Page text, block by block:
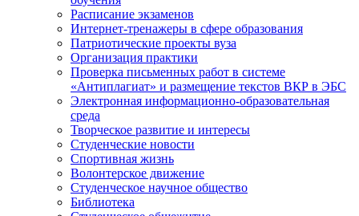
Расписание экзаменов
Интернет-тренажеры в сфере образования
Патриотические проекты вуза
Организация практики
Проверка письменных работ в системе
«Антиплагиат» и размещение текстов ВКР в ЭБС
Электронная информационно-образовательная
среда
Творческое развитие и интересы
Студенческие новости
Спортивная жизнь
Волонтерское движение
Студенческое научное общество
Библиотека